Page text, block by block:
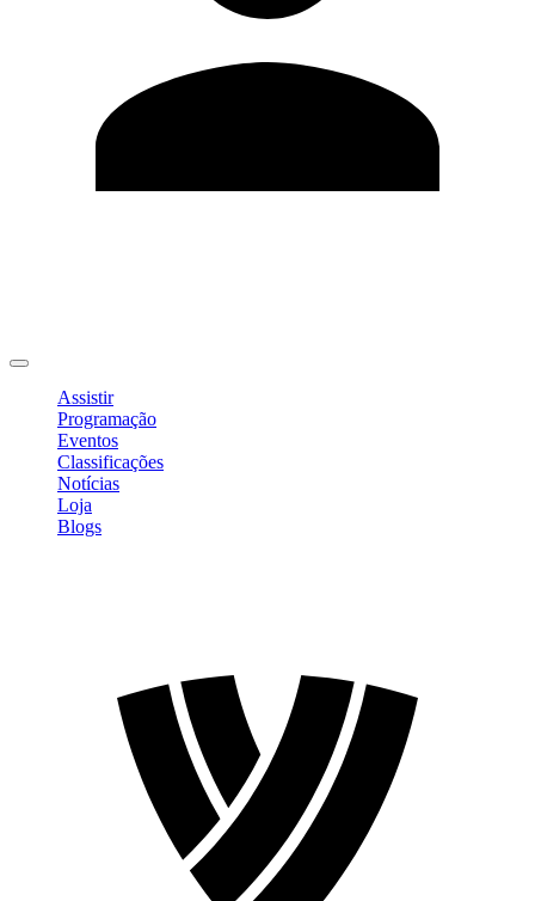
Assistir
Programação
Eventos
Classificações
Notícias
Loja
Blogs